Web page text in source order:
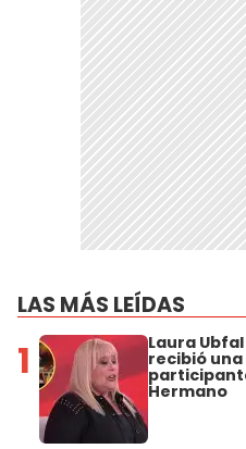
LAS MÁS LEÍDAS
1 Laura
recibió
Hermano